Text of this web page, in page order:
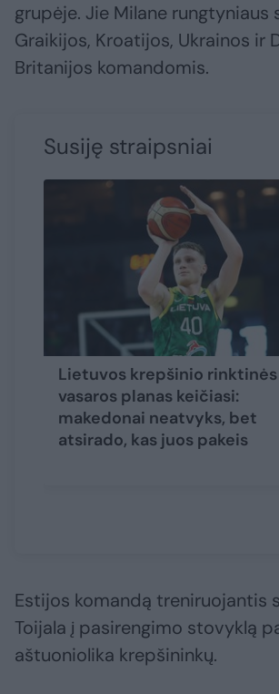
grupėje. Jie Milane rungtyniaus
Graikijos, Kroatijos, Ukrainos ir
Britanijos komandomis.
Susiję straipsniai
Lietuvos krepšinio rinktinės
vasaros planas keičiasi:
makedonai neatvyks, bet
atsirado, kas juos pakeis
Estijos komandą treniruojantis
Toijala į pasirengimo stovyklą
aštuoniolika krepšininkų.